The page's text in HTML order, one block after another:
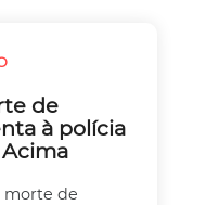
de
à polícia
morte de